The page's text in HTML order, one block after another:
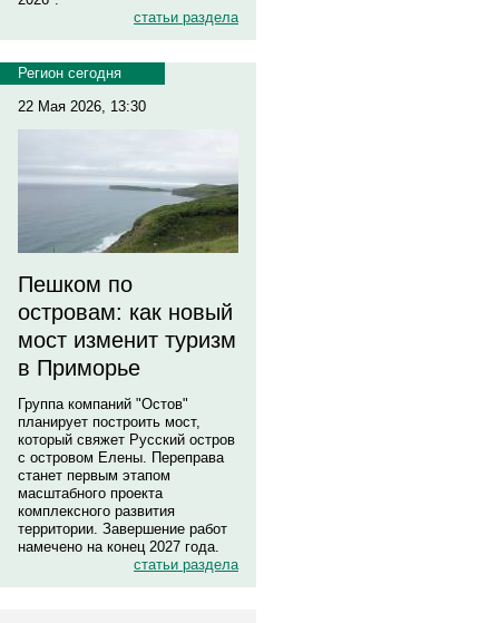
статьи раздела
Регион сегодня
22 Мая 2026, 13:30
Пешком по
островам: как новый
мост изменит туризм
в Приморье
Группа компаний "Остов"
планирует построить мост,
который свяжет Русский остров
с островом Елены. Переправа
станет первым этапом
масштабного проекта
комплексного развития
территории. Завершение работ
намечено на конец 2027 года.
статьи раздела